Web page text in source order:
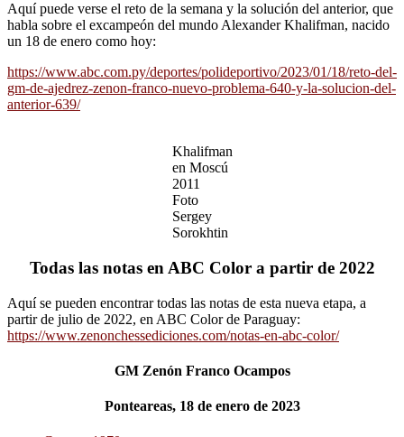
Aquí puede verse el reto de la semana y la solución del anterior, que
habla sobre el excampeón del mundo Alexander Khalifman, nacido
un 18 de enero como hoy:
https://www.abc.com.py/deportes/polideportivo/2023/01/18/reto-del-
gm-de-ajedrez-zenon-franco-nuevo-problema-640-y-la-solucion-del-
anterior-639/
Khalifman
en Moscú
2011
Foto
Sergey
Sorokhtin
Todas las notas en ABC Color a partir de 2022
Aquí se pueden encontrar todas las notas de esta nueva etapa, a
partir de julio de 2022, en ABC Color de Paraguay:
https://www.zenonchessediciones.com/notas-en-abc-color/
GM Zenón Franco Ocampos
Ponteareas, 18 de enero de 2023